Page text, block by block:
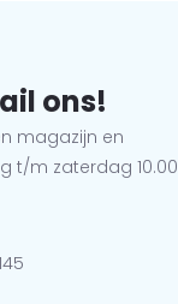
ons!
magazijn en
t/m zaterdag 10.00